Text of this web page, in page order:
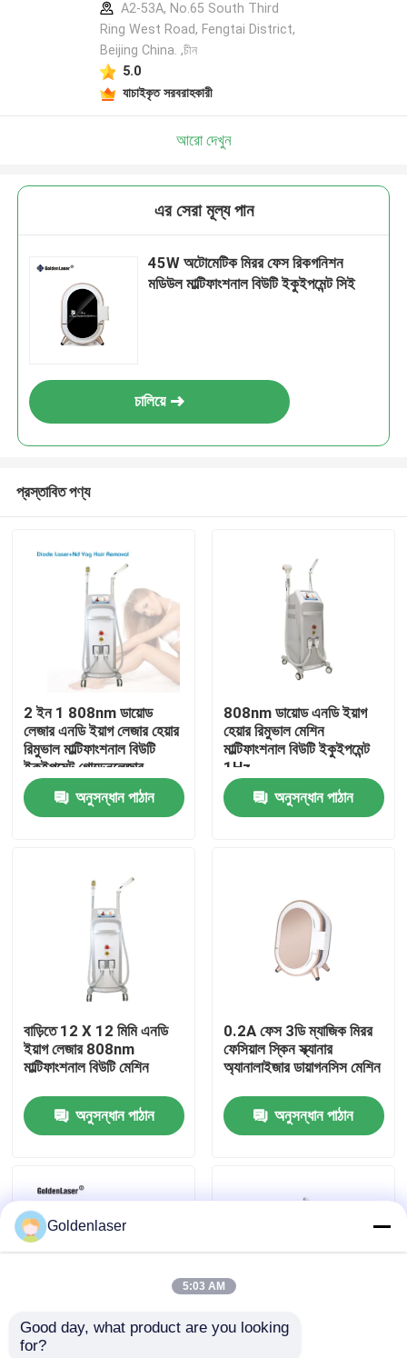
VR প্রদর্শন
আমাদের সম্পর্কে
কারখানা ভ্রমণ
যোগাযোগ করুন
উদ্ধৃতির জন্য আবেদন
A2-53A, No.65 South Third
Ring West Road, Fengtai District,
Beijing China. ,চীন
5.0
যাচাইকৃত সরবরাহকারী
আরো দেখুন
এর সেরা মূল্য পান
45W অটোমেটিক মিরর ফেস রিকগনিশন
মডিউল মাল্টিফাংশনাল বিউটি ইকুইপমেন্ট সিই
চালিয়ে
প্রস্তাবিত পণ্য
2 ইন 1 808nm ডায়োড
লেজার এনডি ইয়াগ লেজার হেয়ার
রিমুভাল মাল্টিফাংশনাল বিউটি
ইকুইপমেন্ট গোল্ডেনলেজার
অনুসন্ধান পাঠান
808nm ডায়োড এনডি ইয়াগ
হেয়ার রিমুভাল মেশিন
মাল্টিফাংশনাল বিউটি ইকুইপমেন্ট
1Hz
অনুসন্ধান পাঠান
বাড়িতে 12 X 12 মিমি এনডি
ইয়াগ লেজার 808nm
মাল্টিফাংশনাল বিউটি মেশিন
অনুসন্ধান পাঠান
0.2A ফেস 3ডি ম্যাজিক মিরর
ফেসিয়াল স্কিন স্ক্যানার
অ্যানালাইজার ডায়াগনসিস মেশিন
অনুসন্ধান পাঠান
দ্রুত ম্যাজিক ফেস রিকগনিশন
Goldenlaser
5:03 AM
Good day, what product are you looking
for?